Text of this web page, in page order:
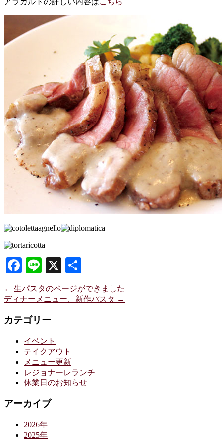
アラカルトの詳しい内容はこちら
Facebook
LineX
有
← 生パスタのページができました
ディナーメニュー、新作パスタ →
カテゴリー
イベント
テイクアウト
メニュー更新
レジョナーレランチ
休業日のお知らせ
アーカイブ
2026年
2025年